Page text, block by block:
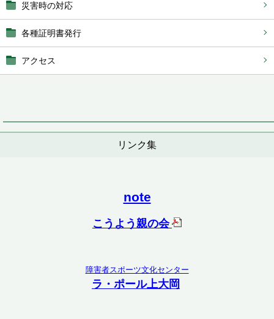
災害時の対応
各種証明書発行
アクセス
リンク集
note
こうよう親の会
障害者スポーツ文化センター
ラ・ポール上大岡